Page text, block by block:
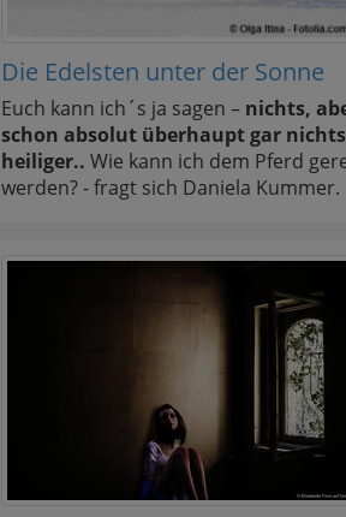
Die Edelsten unter der Sonne
Euch kann ich´s ja sagen – nichts,
schon absolut überhaupt gar
heiliger.. Wie kann ich dem Pferd
werden? - fragt sich Daniela Kummer.